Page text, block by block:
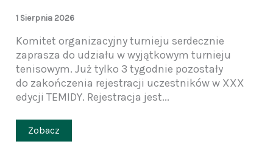
1 Sierpnia 2026
Komitet organizacyjny turnieju serdecznie
zaprasza do udziału w wyjątkowym turnieju
tenisowym. Już tylko 3 tygodnie pozostały
do zakończenia rejestracji uczestników w XXX
edycji TEMIDY. Rejestracja jest...
Zobacz